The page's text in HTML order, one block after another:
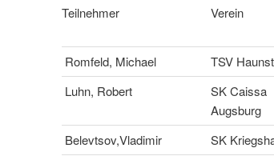
Teilnehmer Verein
Romfeld, Michael
TSV
Luhn, Robert
SK Caissa
Augsburg
Belevtsov,Vladimir SK